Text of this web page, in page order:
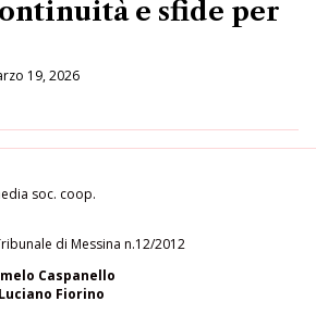
e sfide per
19, 2026
soc. coop.
di Messina n.12/2012
Caspanello
Luciano Fiorino